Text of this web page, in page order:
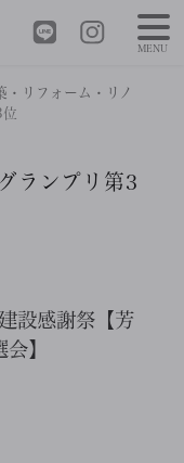
リフォーム・リノ
位
ランプリ第3
設感謝祭【芳
】
MENU